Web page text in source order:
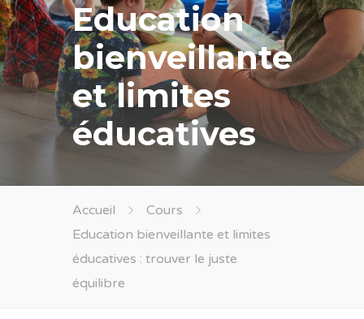
Education
bienveillante
et limites
éducatives
Accueil
Cours
Education bienveillante et limites
éducatives : trouver le juste
équilibre